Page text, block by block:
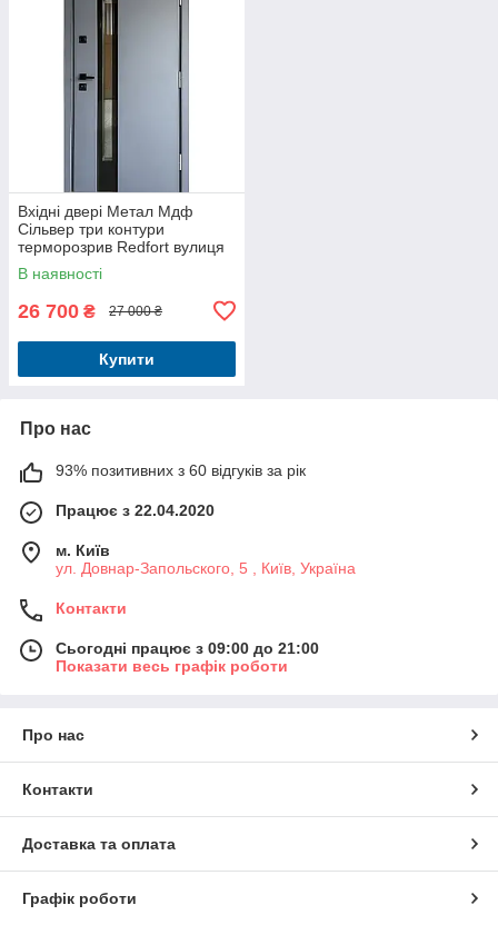
Вхідні двері Метал Мдф
Сільвер три контури
терморозрив Redfort вулиця
В наявності
26 700 ₴ 27 000 ₴
Купити
Про нас
93% позитивних з 60 відгуків за рік
Працює з 22.04.2020
м. Київ
ул. Довнар-Запольского, 5 , Київ, Україна
Контакти
Сьогодні працює з 09:00 до 21:00
Показати весь графік роботи
Про нас
Контакти
Доставка та оплата
Графік роботи